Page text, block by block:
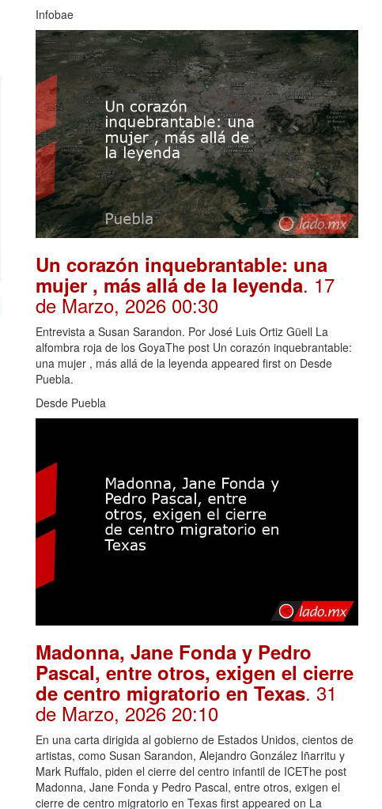
Infobae
Un corazón inquebrantable: una
mujer , más allá de la leyenda. 17
de Marzo, 2026 00:30
Entrevista a Susan Sarandon. Por José Luis Ortiz Güell La
alfombra roja de los GoyaThe post Un corazón inquebrantable:
una mujer , más allá de la leyenda appeared first on Desde
Puebla.
Desde Puebla
Madonna, Jane Fonda y Pedro
Pascal, entre otros, exigen el cierre
de centro migratorio en Texas. 31
de Marzo, 2026 20:10
En una carta dirigida al gobierno de Estados Unidos, cientos de
artistas, como Susan Sarandon, Alejandro González Iñarritu y
Mark Ruffalo, piden el cierre del centro infantil de ICEThe post
Madonna, Jane Fonda y Pedro Pascal, entre otros, exigen el
cierre de centro migratorio en Texas first appeared on La